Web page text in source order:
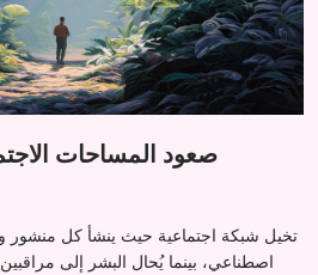
صعود المساحات
تخيل شبكة اجتماعية حيث ينشأ كل منشور
اصطناعي، بينما يُحال البشر إلى